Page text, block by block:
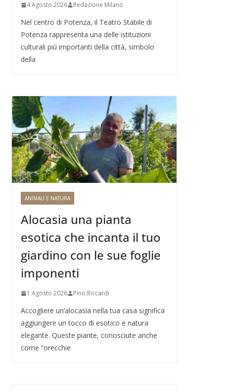
4 Agosto 2026 Redazione Milano
Nel centro di Potenza, il Teatro Stabile di
Potenza rappresenta una delle istituzioni
culturali più importanti della città, simbolo
della
ANIMALI E NATURA
Alocasia una pianta
esotica che incanta il tuo
giardino con le sue foglie
imponenti
1 Agosto 2026 Pino Riccardi
Accogliere un’alocasia nella tua casa significa
aggiungere un tocco di esotico e natura
elegante. Queste piante, conosciute anche
come “orecchie